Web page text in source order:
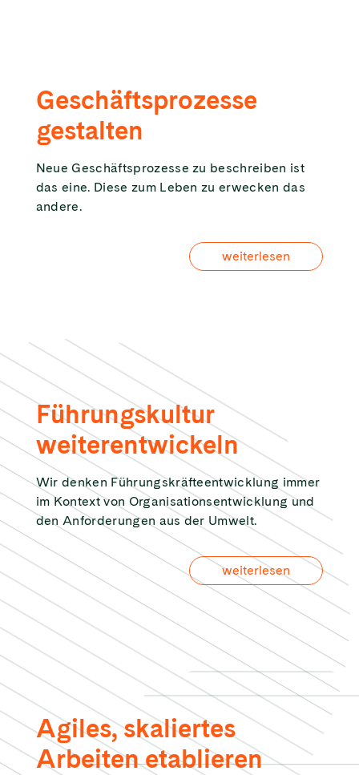
Geschäftsprozesse
gestalten
Neue Geschäftsprozesse zu beschreiben ist
das eine. Diese zum Leben zu erwecken das
andere.
weiterlesen
Führungskultur
weiterentwickeln
Wir denken Führungskräfteentwicklung immer
im Kontext von Organisationsentwicklung und
den Anforderungen aus der Umwelt.
weiterlesen
Agiles, skaliertes
Arbeiten etablieren